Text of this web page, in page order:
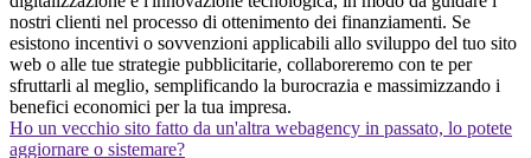
nostri clienti nel processo di ottenimento dei finanziamenti. Se
esistono incentivi o sovvenzioni applicabili allo sviluppo del tuo sito
web o alle tue strategie pubblicitarie, collaboreremo con te per
sfruttarli al meglio, semplificando la burocrazia e massimizzando i
benefici economici per la tua impresa.
Ho un vecchio sito fatto da un'altra webagency in passato, lo potete
aggiornare o sistemare?